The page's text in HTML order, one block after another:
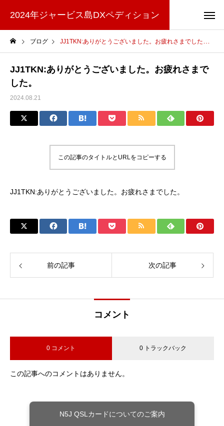
2024年ジャービス島DXペディション
ブログ JJ1TKN:ありがとうございました。お疲れさまでした。
JJ1TKN:ありがとうございました。お疲れさまで
した。
2024.08.21
この記事のタイトルとURLをコピーする
JJ1TKN:ありがとうございました。お疲れさまでした。
前の記事 次の記事
コメント
0 コメント 0 トラックバック
この記事へのコメントはありません。
N5J QSLカードについてのご案内